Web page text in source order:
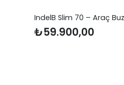
Neta MBA36
Uydu Anten
27.700,00